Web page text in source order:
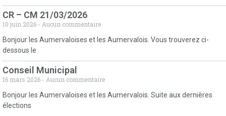
CR – CM 21/03/2026
10 juin 2026
Aucun commentaire
Bonjour les Aumervaloises et les Aumervalois. Vous trouverez ci-
dessous le
Conseil Municipal
16 mars 2026
Aucun commentaire
Bonjour les Aumervaloises et les Aumervalois. Suite aux dernières
élections